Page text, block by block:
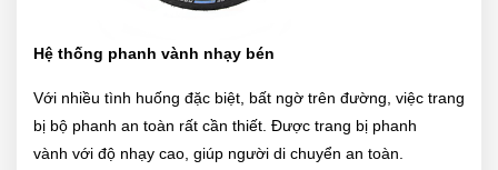
Hệ thống phanh vành nhạy bén
Với nhiều tình huống đặc biệt, bất ngờ trên đường, việc trang
bị bộ phanh an toàn rất cần thiết. Được trang bị phanh
vành với độ nhạy cao, giúp người di chuyển an toàn.